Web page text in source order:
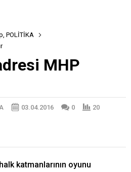
, POLİTİKA
MHP
03.04.2016 0
20
katmanlarının oyunu